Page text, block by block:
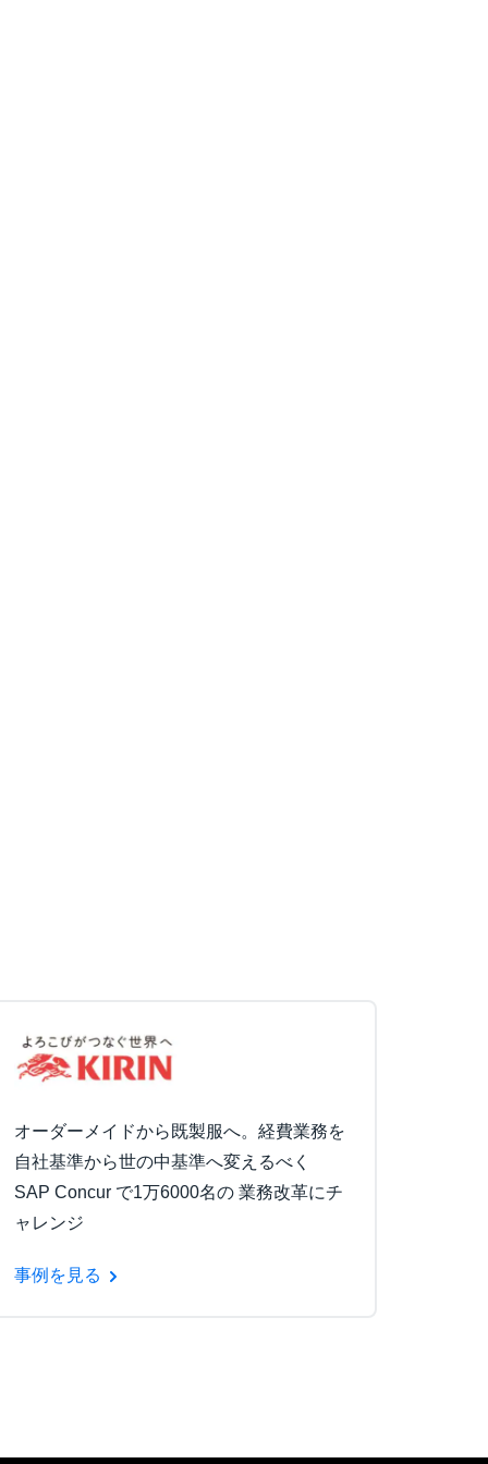
オーダーメイドから既製服へ。経費業務を
自社基準から世の中基準へ変えるべく
SAP Concur で1万6000名の 業務改革にチ
ャレンジ
事例を見る